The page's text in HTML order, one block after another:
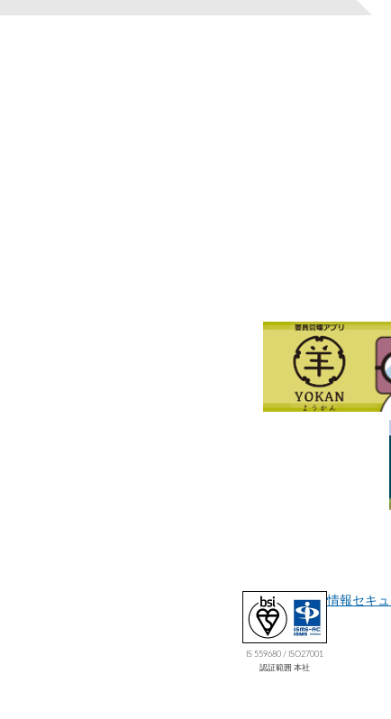
IS 559680 / ISO27001
認証範囲 本社
情報セキ